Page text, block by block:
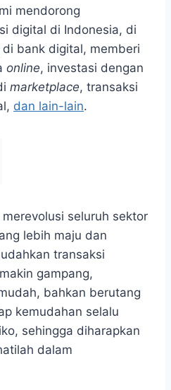
mendorong
digital di Indonesia, di
bank digital, memberi
online, investasi dengan
marketplace, transaksi
dan lain-lain.
seluruh sektor
lebih maju dan
transaksi
gampang,
bahkan berutang
kemudahan selalu
sehingga diharapkan
dalam